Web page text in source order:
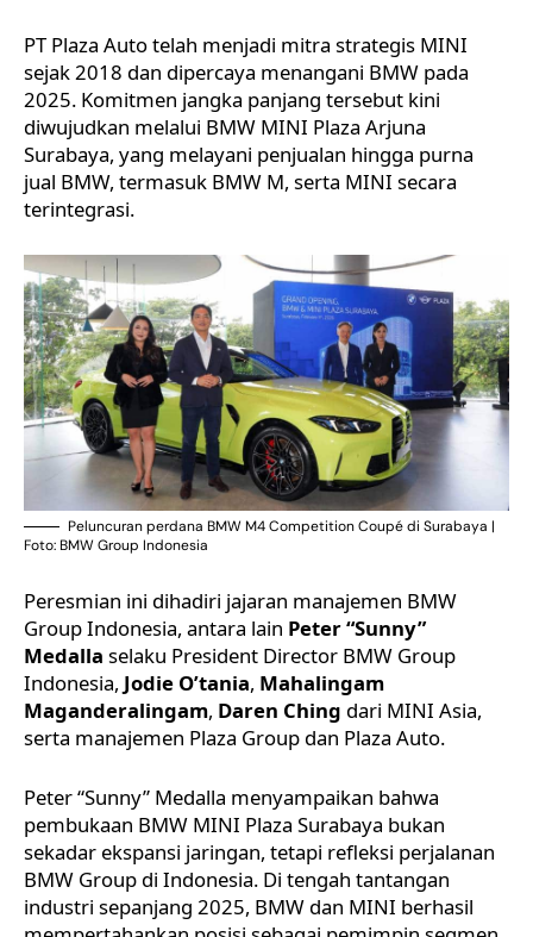
PT Plaza Auto telah menjadi mitra strategis MINI
sejak 2018 dan dipercaya menangani BMW pada
2025. Komitmen jangka panjang tersebut kini
diwujudkan melalui BMW MINI Plaza Arjuna
Surabaya, yang melayani penjualan hingga purna
jual BMW, termasuk BMW M, serta MINI secara
terintegrasi.
Peluncuran perdana BMW M4 Competition Coupé di Surabaya |
Foto: BMW Group Indonesia
Peresmian ini dihadiri jajaran manajemen BMW
Group Indonesia, antara lain Peter “Sunny”
Medalla selaku President Director BMW Group
Indonesia, Jodie O’tania, Mahalingam
Maganderalingam, Daren Ching dari MINI Asia,
serta manajemen Plaza Group dan Plaza Auto.
Peter “Sunny” Medalla menyampaikan bahwa
pembukaan BMW MINI Plaza Surabaya bukan
sekadar ekspansi jaringan, tetapi refleksi perjalanan
BMW Group di Indonesia. Di tengah tantangan
industri sepanjang 2025, BMW dan MINI berhasil